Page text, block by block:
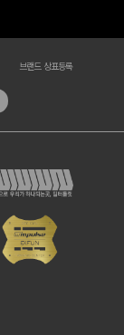
브랜드 상표등록